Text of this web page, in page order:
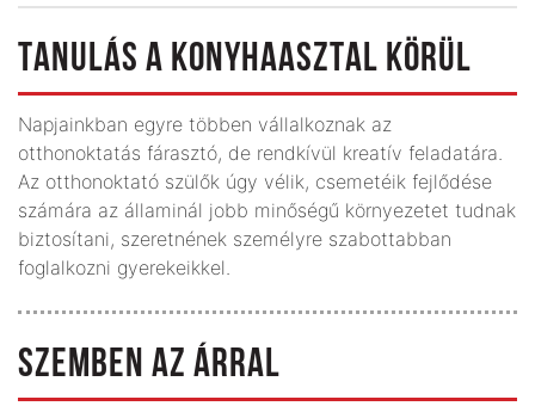
TANULÁS A KONYHAASZTAL KÖRÜL
Napjainkban egyre többen vállalkoznak az
otthonoktatás fárasztó, de rendkívül kreatív feladatára.
Az otthonoktató szülők úgy vélik, csemetéik fejlődése
számára az államinál jobb minőségű környezetet tudnak
biztosítani, szeretnének személyre szabottabban
foglalkozni gyerekeikkel.
SZEMBEN AZ ÁRRAL